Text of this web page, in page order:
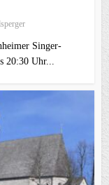
Singer-
20:30 Uhr...